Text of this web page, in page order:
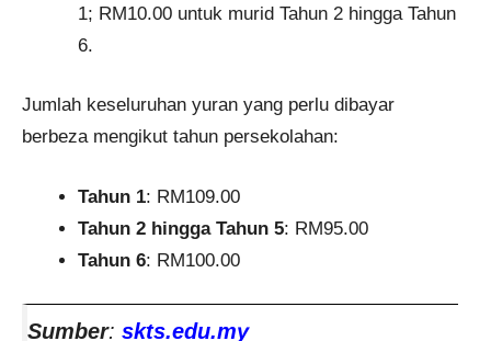
1; RM10.00 untuk murid Tahun 2 hingga Tahun
6.​
Jumlah keseluruhan yuran yang perlu dibayar
berbeza mengikut tahun persekolahan:​
Tahun 1: RM109.00
Tahun 2 hingga Tahun 5: RM95.00
Tahun 6: RM100.00​
Sumber: skts.edu.my